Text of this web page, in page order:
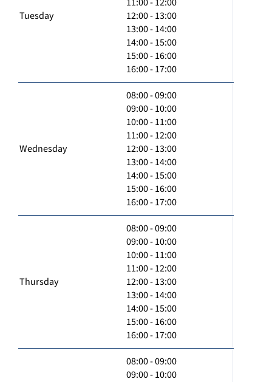
Tuesday
12:00 - 13:00
13:00 - 14:00
14:00 - 15:00
15:00 - 16:00
16:00 - 17:00
Wednesday
08:00 - 09:00
09:00 - 10:00
10:00 - 11:00
11:00 - 12:00
12:00 - 13:00
13:00 - 14:00
14:00 - 15:00
15:00 - 16:00
16:00 - 17:00
Thursday
08:00 - 09:00
09:00 - 10:00
10:00 - 11:00
11:00 - 12:00
12:00 - 13:00
13:00 - 14:00
14:00 - 15:00
15:00 - 16:00
16:00 - 17:00
08:00 - 09:00
09:00 - 10:00